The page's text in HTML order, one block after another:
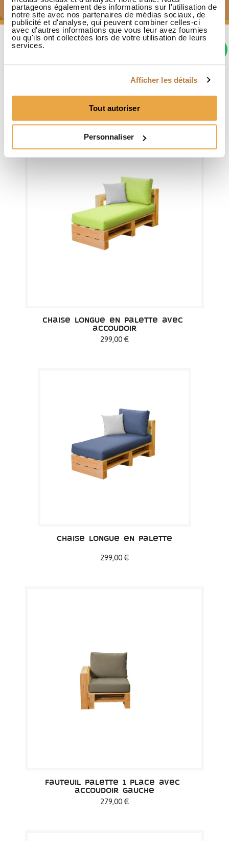
partageons également des informations sur l'utilisation de
notre site avec nos partenaires de médias sociaux, de
publicité et d'analyse, qui peuvent combiner celles-ci
avec d'autres informations que vous leur avez fournies
ou qu'ils ont collectées lors de votre utilisation de leurs
services.
Afficher les détails
Tout autoriser
Personnaliser
Les clients qui ont acheté
ce produit ont également
acheté...
Chaise longue en palette avec
accoudoir
299,00 €
Chaise longue en palette
299,00 €
Fauteuil palette 1 place avec
accoudoir gauche
279,00 €